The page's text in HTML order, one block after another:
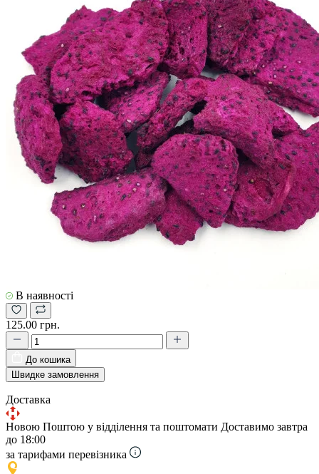
В наявності
125.00 грн.
До кошика
Швидке замовлення
Доставка
Новою Поштою у відділення та поштомати Доставимо завтра
до 18:00
за тарифами перевізника